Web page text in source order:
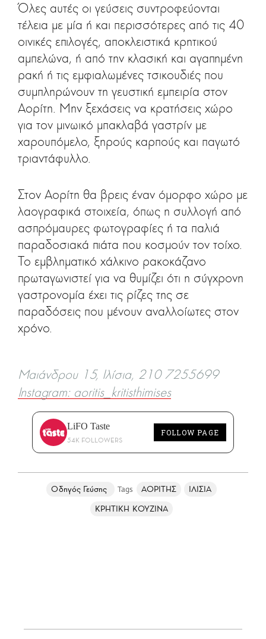
Όλες αυτές οι γεύσεις συντροφεύονται
τέλεια με μία ή και περισσότερες από τις 40
οινικές επιλογές, αποκλειστικά κρητικού
αμπελώνα, ή από την κλασική και αγαπημένη
ρακή ή τις εμφιαλωμένες τσικουδιές που
συμπληρώνουν τη γευστική εμπειρία στον
Αορίτη. Μην ξεχάσεις να κρατήσεις χώρο
για τον μινωικό μπακλαβά γαστρίν με
χαρουπόμελο, ξηρούς καρπούς και παγωτό
τριαντάφυλλο.
Στον Αορίτη θα βρεις έναν όμορφο χώρο με
λαογραφικά στοιχεία, όπως η συλλογή από
ασπρόμαυρες φωτογραφίες ή τα παλιά
παραδοσιακά πιάτα που κοσμούν τον τοίχο.
Το εμβληματικό χάλκινο ρακοκάζανο
πρωταγωνιστεί για να θυμίζει ότι η σύγχρονη
γαστρονομία έχει τις ρίζες της σε
παραδόσεις που μένουν αναλλοίωτες στον
χρόνο.
Μαιάνδρου 15, Ιλίσια, 210 7255699
Instagram: aoritis_kritisthimises
LiFO Taste
54K FOLLOWERS
FOLLOW PAGE
Οδηγός Γεύσης ΑΟΡΙΤΗΣ
ΙΛΙΣΙΑ
ΚΡΗΤΙΚΗ ΚΟΥΖΙΝΑ